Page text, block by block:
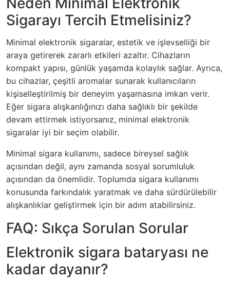
Sigarayı Tercih Etmelisiniz?
Minimal elektronik sigaralar, estetik ve işlevselliği bir
araya getirerek zararlı etkileri azaltır. Cihazların
kompakt yapısı, günlük yaşamda kolaylık sağlar. Ayrıca,
bu cihazlar, çeşitli aromalar sunarak kullanıcıların
kişiselleştirilmiş bir deneyim yaşamasına imkan verir.
Eğer sigara alışkanlığınızı daha sağlıklı bir şekilde
devam ettirmek istiyorsanız, minimal elektronik
sigaralar iyi bir seçim olabilir.
Minimal sigara kullanımı, sadece bireysel sağlık
açısından değil, aynı zamanda sosyal sorumluluk
açısından da önemlidir. Toplumda sigara kullanımı
konusunda farkındalık yaratmak ve daha sürdürülebilir
alışkanlıklar geliştirmek için bir adım atabilirsiniz.
FAQ: Sıkça Sorulan Sorular
Elektronik sigara bataryası ne
kadar dayanır?